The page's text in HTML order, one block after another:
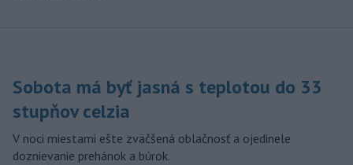
Sobota má byť jasná s teplotou do 33
stupňov celzia
V noci miestami ešte zväčšená oblačnosť a ojedinele
doznievanie prehánok a búrok.